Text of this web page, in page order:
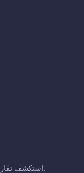
استكشف تقارير الاختراق للشركات الأخرى التي نتتبعها. انقر على أي نطاق لرؤية تعرضه.